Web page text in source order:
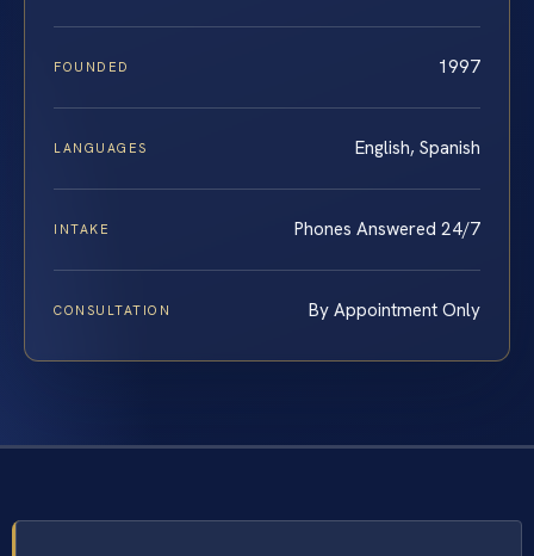
FOUNDED 1997
LANGUAGES English, Spanish
INTAKE Phones Answered 24/7
CONSULTATION By Appointment Only